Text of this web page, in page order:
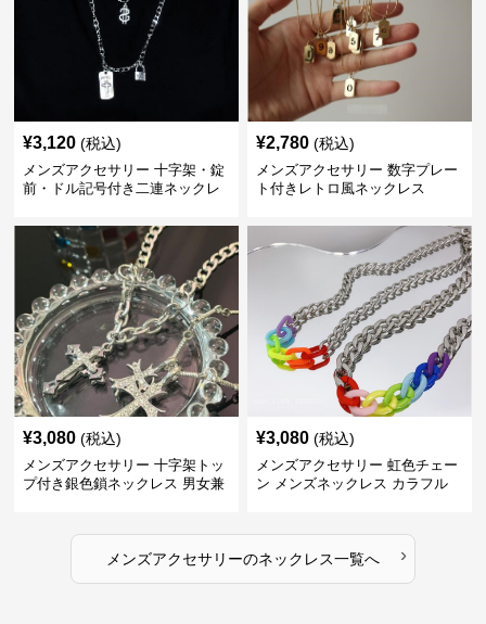
¥3,120 (税込)
メンズアクセサリー 十字架・錠
前・ドル記号付き二連ネックレ
¥2,780 (税込)
メンズアクセサリー 数字プレー
ト付きレトロ風ネックレス
¥3,080 (税込)
メンズアクセサリー 十字架トッ
プ付き銀色鎖ネックレス 男女兼
¥3,080 (税込)
メンズアクセサリー 虹色チェー
ン メンズネックレス カラフル
メンズアクセサリーのネックレス一覧へ ›